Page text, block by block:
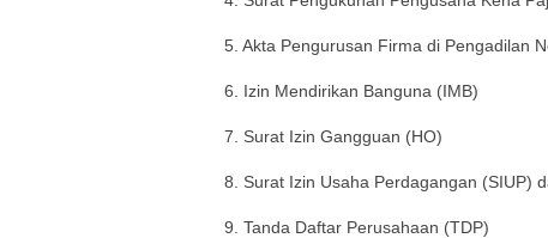
5. Akta Pengurusan Firma di Pengadilan
6. Izin Mendirikan Banguna (IMB)
7. Surat Izin Gangguan (HO)
8. Surat Izin Usaha Perdagangan (SIUP)
9. Tanda Daftar Perusahaan (TDP)